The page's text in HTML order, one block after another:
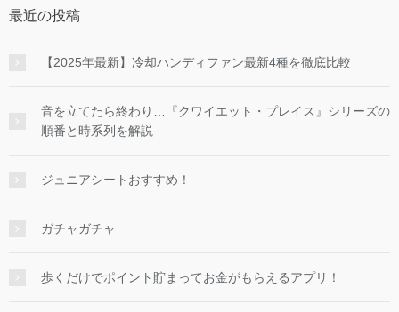
最近の投稿
【2025年最新】冷却ハンディファン最新4種を徹底比較
音を立てたら終わり…『クワイエット・プレイス』シリーズの
順番と時系列を解説
ジュニアシートおすすめ！
ガチャガチャ
歩くだけでポイント貯まってお金がもらえるアプリ！